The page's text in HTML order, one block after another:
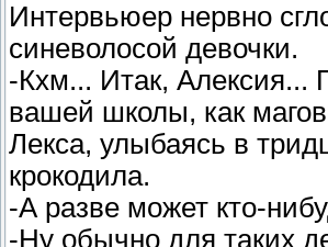
Интервьюер нервно
синеволосой девочки.
-Кхм... Итак, Алексия...
вашей школы, как
Лекса, улыбаясь в
крокодила.
-А разве может кто-
-Ну обычно для таких